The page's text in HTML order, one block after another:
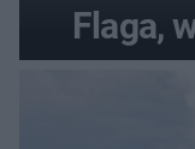
Flaga,